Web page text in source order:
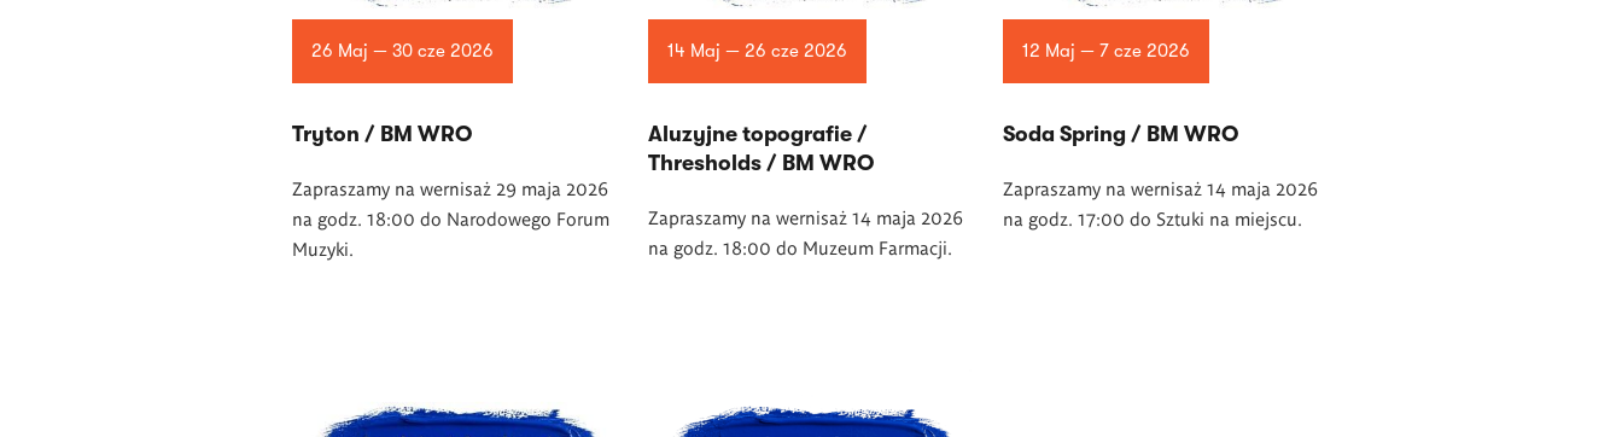
26 Maj — 30 cze 2026
Tryton / BM WRO
Zapraszamy na wernisaż 29 maja 2026
na godz. 18:00 do Narodowego Forum
Muzyki.
14 Maj — 26 cze 2026
Aluzyjne topografie /
Thresholds / BM WRO
Zapraszamy na wernisaż 14 maja 2026
na godz. 18:00 do Muzeum Farmacji.
12 Maj — 7 cze 2026
Soda Spring / BM WRO
Zapraszamy na wernisaż 14 maja 2026
na godz. 17:00 do Sztuki na miejscu.